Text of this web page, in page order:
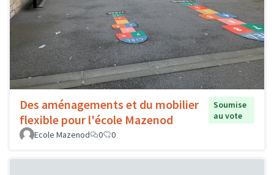
Des aménagements et du mobilier
flexible pour l'école Mazenod
Soumise
au vote
Ecole Mazenod
0 0